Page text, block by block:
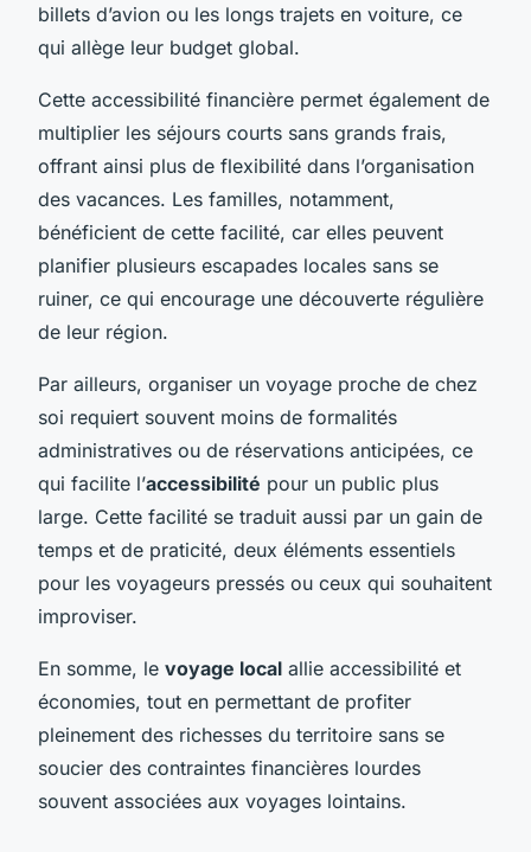
billets d’avion ou les longs trajets en voiture, ce
qui allège leur budget global.
Cette accessibilité financière permet également de
multiplier les séjours courts sans grands frais,
offrant ainsi plus de flexibilité dans l’organisation
des vacances. Les familles, notamment,
bénéficient de cette facilité, car elles peuvent
planifier plusieurs escapades locales sans se
ruiner, ce qui encourage une découverte régulière
de leur région.
Par ailleurs, organiser un voyage proche de chez
soi requiert souvent moins de formalités
administratives ou de réservations anticipées, ce
qui facilite l’accessibilité pour un public plus
large. Cette facilité se traduit aussi par un gain de
temps et de praticité, deux éléments essentiels
pour les voyageurs pressés ou ceux qui souhaitent
improviser.
En somme, le voyage local allie accessibilité et
économies, tout en permettant de profiter
pleinement des richesses du territoire sans se
soucier des contraintes financières lourdes
souvent associées aux voyages lointains.